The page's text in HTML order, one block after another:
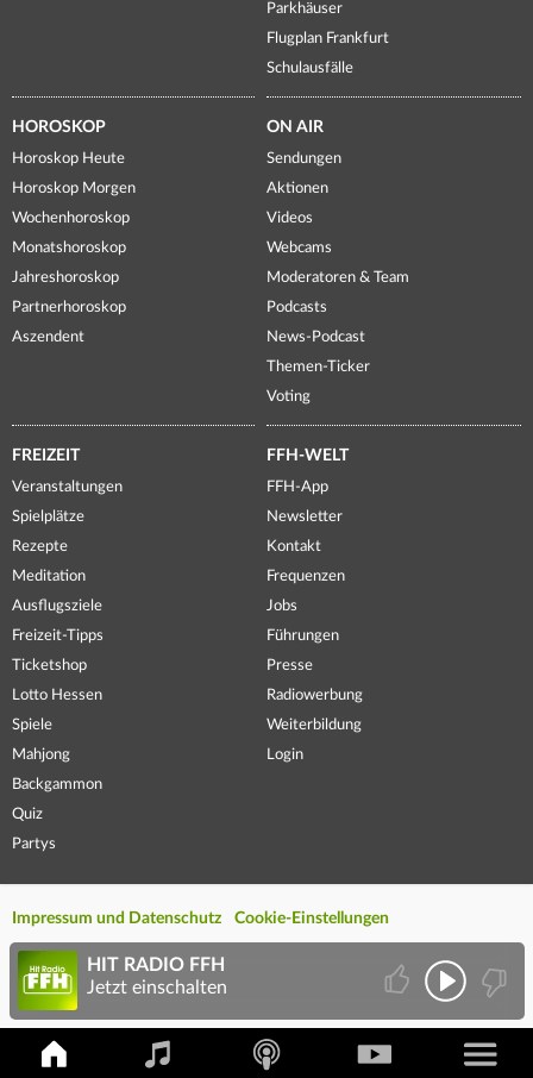
Parkhäuser
Flugplan Frankfurt
Schulausfälle
HOROSKOP
Horoskop Heute
Horoskop Morgen
Wochenhoroskop
Monatshoroskop
Jahreshoroskop
Partnerhoroskop
Aszendent
ON AIR
Sendungen
Aktionen
Videos
Webcams
Moderatoren & Team
Podcasts
News-Podcast
Themen-Ticker
Voting
FREIZEIT
Veranstaltungen
Spielplätze
Rezepte
Meditation
Ausflugsziele
Freizeit-Tipps
Ticketshop
Lotto Hessen
Spiele
Mahjong
Backgammon
Quiz
Partys
FFH-WELT
FFH-App
Newsletter
Kontakt
Frequenzen
Jobs
Führungen
Presse
Radiowerbung
Weiterbildung
Login
Impressum und Datenschutz Cookie-Einstellungen
HIT RADIO FFH
Jetzt einschalten